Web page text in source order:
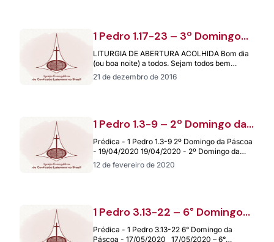
1 Pedro 1.17-23 – 3º Domingo
LITURGIA DE ABERTURA ACOLHIDA Bom dia
(ou boa noite) a todos. Sejam todos bem
vindos a este culto. Quero saudar…
21 de dezembro de 2016
1 Pedro 1.3-9 – 2º Domingo da
Páscoa – 19/04/2020
Prédica - 1 Pedro 1.3-9 2º Domingo da Páscoa
- 19/04/2020 19/04/2020 - 2º Domingo da
Páscoa Pregação: 1º Pe…
12 de fevereiro de 2020
1 Pedro 3.13-22 – 6° Domingo
da Páscoa – 17/05/2020
Prédica - 1 Pedro 3.13-22 6° Domingo da
Páscoa - 17/05/2020 17/05/2020 – 6°